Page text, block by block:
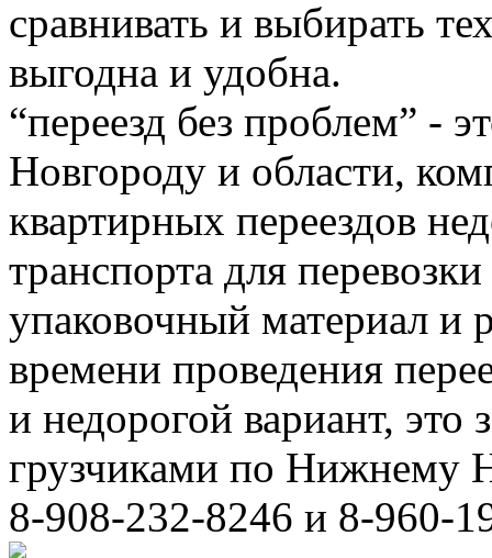
сравнивать и выбирать
выгодна и удобна.
“переезд без проблем” -
Новгороду и области,
квартирных переездов
транспорта для
упаковочный материал и
времени проведения
и недорогой вариант, это
грузчиками по Нижнему
8-908-232-8246 и 8-960-